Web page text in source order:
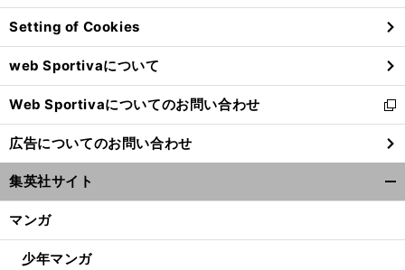
ン
ド
ウ
で
開
く
Setting of Cookies
web Sportivaについて
Web Sportivaについてのお問い合わせ
新
し
い
ウ
ィ
ン
ウ
広告についてのお問い合わせ
集英社サイト
マンガ
少年マンガ